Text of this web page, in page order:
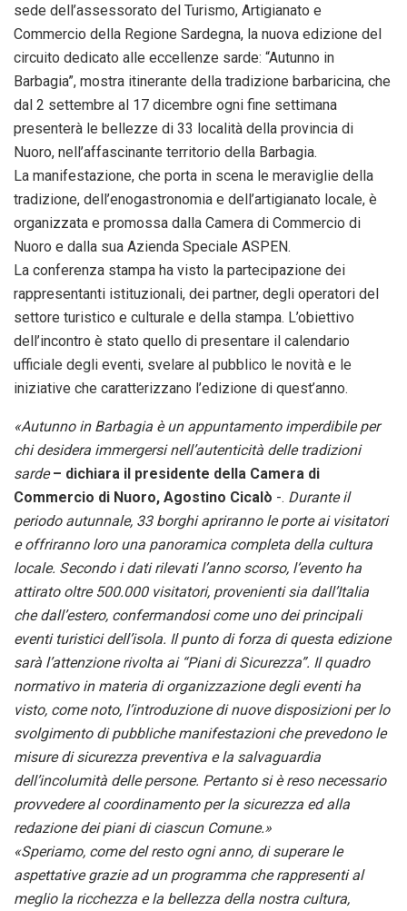
sede dell’assessorato del Turismo, Artigianato e
Commercio della Regione Sardegna, la nuova edizione del
circuito dedicato alle eccellenze sarde: “Autunno in
Barbagia”, mostra itinerante della tradizione barbaricina, che
dal 2 settembre al 17 dicembre ogni fine settimana
presenterà le bellezze di 33 località della provincia di
Nuoro, nell’affascinante territorio della Barbagia.
La manifestazione, che porta in scena le meraviglie della
tradizione, dell’enogastronomia e dell’artigianato locale, è
organizzata e promossa dalla Camera di Commercio di
Nuoro e dalla sua Azienda Speciale ASPEN.
La conferenza stampa ha visto la partecipazione dei
rappresentanti istituzionali, dei partner, degli operatori del
settore turistico e culturale e della stampa. L’obiettivo
dell’incontro è stato quello di presentare il calendario
ufficiale degli eventi, svelare al pubblico le novità e le
iniziative che caratterizzano l’edizione di quest’anno.
«Autunno in Barbagia è un appuntamento imperdibile per
chi desidera immergersi nell’autenticità delle tradizioni
sarde – dichiara il presidente della Camera di
Commercio di Nuoro, Agostino Cicalò -. Durante il
periodo autunnale, 33 borghi apriranno le porte ai visitatori
e offriranno loro una panoramica completa della cultura
locale. Secondo i dati rilevati l’anno scorso, l’evento ha
attirato oltre 500.000 visitatori, provenienti sia dall’Italia
che dall’estero, confermandosi come uno dei principali
eventi turistici dell’isola. Il punto di forza di questa edizione
sarà l’attenzione rivolta ai “Piani di Sicurezza”. Il quadro
normativo in materia di organizzazione degli eventi ha
visto, come noto, l’introduzione di nuove disposizioni per lo
svolgimento di pubbliche manifestazioni che prevedono le
misure di sicurezza preventiva e la salvaguardia
dell’incolumità delle persone. Pertanto si è reso necessario
provvedere al coordinamento per la sicurezza ed alla
redazione dei piani di ciascun Comune.»
«Speriamo, come del resto ogni anno, di superare le
aspettative grazie ad un programma che rappresenti al
meglio la ricchezza e la bellezza della nostra cultura,